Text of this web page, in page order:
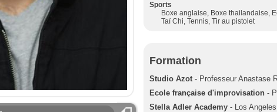
Sports
Boxe anglaise, Boxe thailandaise,
Taï Chi, Tennis, Tir au pistolet
Formation
Studio Azot- Professeur Anastase
Ecole française d'improvisation -
Stella Adler Academy - Los Angeles